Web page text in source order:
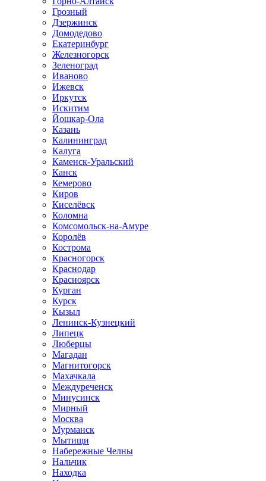
Грозный
Дзержинск
Домодедово
Екатеринбург
Железногорск
Зеленоград
Иваново
Ижевск
Иркутск
Искитим
Йошкар-Ола
Казань
Калининград
Калуга
Каменск-Уральский
Канск
Кемерово
Киров
Киселёвск
Коломна
Комсомольск-на-Амуре
Королёв
Кострома
Красногорск
Краснодар
Красноярск
Курган
Курск
Кызыл
Ленинск-Кузнецкий
Липецк
Люберцы
Магадан
Магнитогорск
Махачкала
Междуреченск
Минусинск
Мирный
Москва
Мурманск
Мытищи
Набережные Челны
Нальчик
Находка